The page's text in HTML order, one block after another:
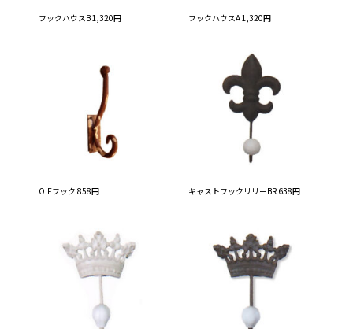
フックハウスB 1,320円 フックハウスA 1,320円
O.Fフック 858円 キャストフックリリーBR 638円